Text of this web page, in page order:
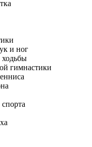
и ног
ходьбы
гимнастики